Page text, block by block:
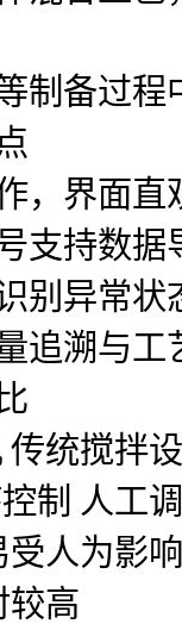
制备过
，界面直
支持数据
别异常状
追溯与工
传统搅拌
制 人工
受人为影响
较高